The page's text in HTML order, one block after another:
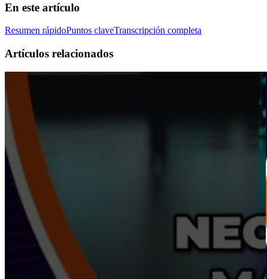
En este artículo
Resumen rápidoPuntos claveTranscripción completa
Artículos relacionados